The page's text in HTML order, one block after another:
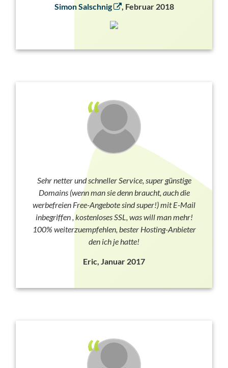
Simon Salschnig , Februar 2018
Sehr netter und schneller Service, super günstige
Domains (wenn man sie denn braucht, auch die
werbefreien Free-Angebote sind super!) mit E-Mail
inbegriffen , kostenloses SSL, was will man mehr!
100% weiterzuempfehlen, bester Hosting-Anbieter
den ich je hatte!
Eric, Januar 2017